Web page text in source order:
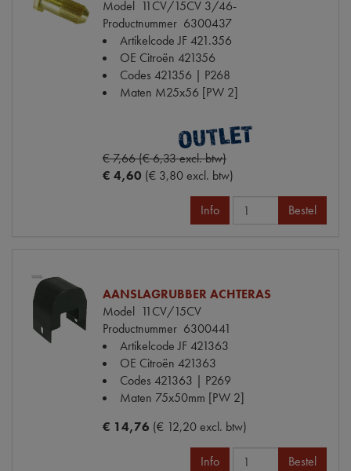
Model 11CV/15CV 3/46-
Productnummer 6300437
Artikelcode JF421.356
OE Citroën 421356
Codes 421356 | P268
Maten M25x56 [PW 2]
€ 7,66 (€ 6,33 excl. btw)
€ 4,60 (€ 3,80 excl. btw)
Info Bestel
AANSLAGRUBBER ACHTERAS
Model 11CV/15CV
Productnummer 6300441
Artikelcode JF421363
OE Citroën 421363
Codes 421363 | P269
Maten 75x50mm [PW 2]
€ 14,76 (€ 12,20 excl. btw)
Info Bestel